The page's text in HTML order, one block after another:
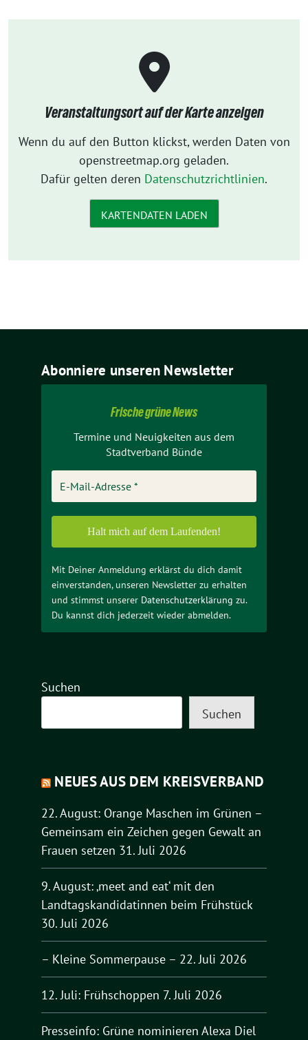
Veranstaltungsort auf der Karte anzeigen
Wenn du auf den Button klickst, werden Daten von
openstreetmap.org geladen.
Dafür gelten deren Datenschutzrichtlinien.
KARTENDATEN LADEN
Abonniere unseren Newsletter
Frische grüne News
Termine und Neuigkeiten aus dem
Stadtverband Bünde
Mit Deiner Anmeldung erklärst du dich damit
einverstanden, unseren Newsletter zu erhalten
und stimmst unserer Datenschutzerklärung zu.
Du kannst dich jederzeit wieder abmelden.
Suchen
Suchen
NEUES AUS DEM KREISVERBAND
22. August: Orange Maschen im Grünen –
Gemeinsam ein Zeichen gegen Gewalt an
Frauen setzen 31. Juli 2026
9. August: ‚meet and eat‘ mit den
Landtagskandidatinnen beim Frühstück
30. Juli 2026
– Kleine Sommerpause – 22. Juli 2026
12. Juli: Frühschoppen 7. Juli 2026
Presseinfo: Grüne nominieren Alexa Diel